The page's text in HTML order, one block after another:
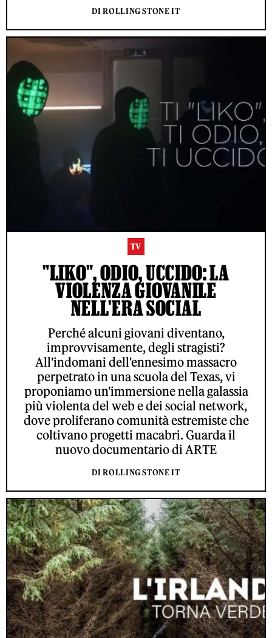
DI ROLLING STONE IT
TV
"LIKO", ODIO, UCCIDO: LA
VIOLENZA GIOVANILE
NELL'ERA SOCIAL
Perché alcuni giovani diventano,
improvvisamente, degli stragisti?
All'indomani dell'ennesimo massacro
perpetrato in una scuola del Texas, vi
proponiamo un'immersione nella galassia
più violenta del web e dei social network,
dove proliferano comunità estremiste che
coltivano progetti macabri. Guarda il
nuovo documentario di ARTE
DI ROLLING STONE IT